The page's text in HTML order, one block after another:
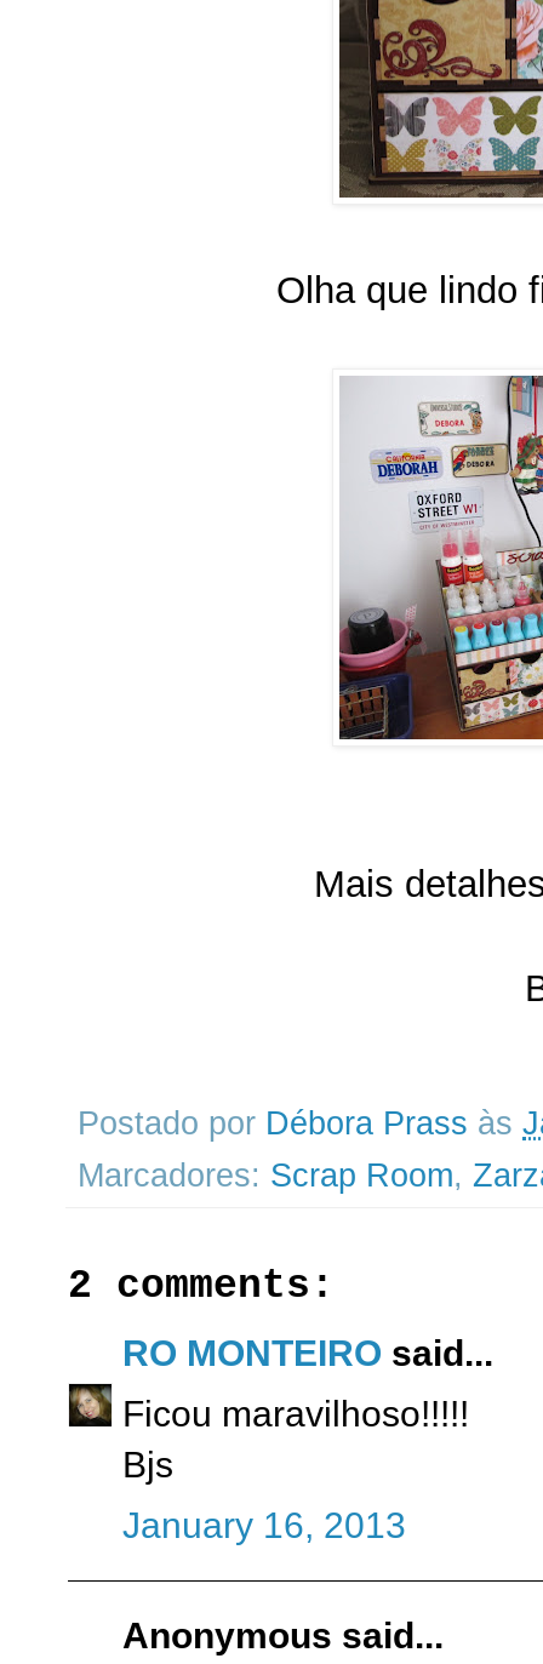
Olha que lindo
Mais
Postado por Débora Prass às
Marcadores: Scrap Room,
2 comments:
RO MONTEIRO said...
Ficou maravilhoso!!!!!
Bjs
January 16, 2013
Anonymous said...